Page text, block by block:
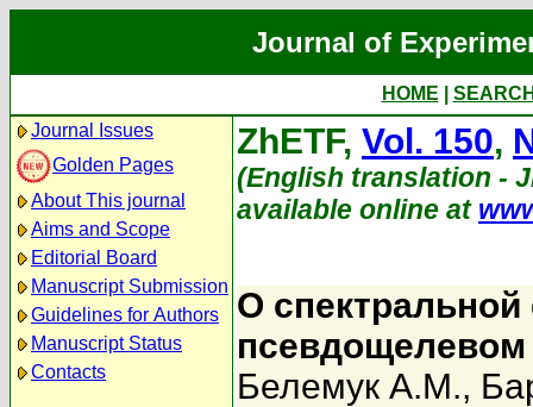
Journal of
HOME
Journal Issues
Golden Pages
About This journal
Aims and Scope
Editorial Board
Manuscript Submission
Guidelines for Authors
Manuscript Status
Contacts
ZhETF, Vol. 150,
(English translation -
available online at
О
псевдощелевом
Белемук А.М.,